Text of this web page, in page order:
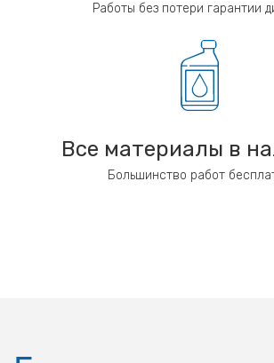
Работы без потери гарантии
Все материалы в
Большинство работ